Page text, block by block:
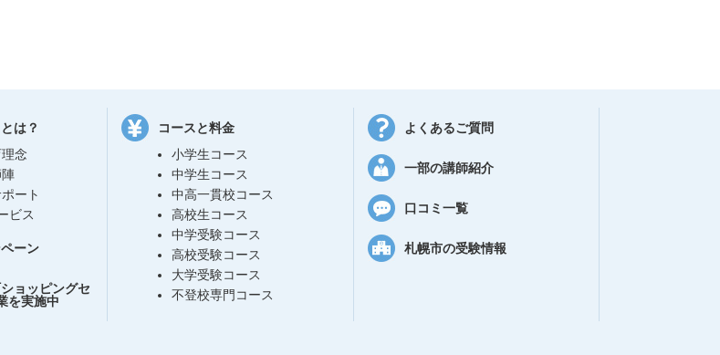
は？
念
ート
ビス
ーン
ョッピングセ
を実施中
コースと料金
小学生コース
中学生コース
中高一貫校コース
高校生コース
中学受験コース
高校受験コース
大学受験コース
不登校専門コース
よくあるご質問
一部の講師紹介
口コミ一覧
札幌市の受験情報